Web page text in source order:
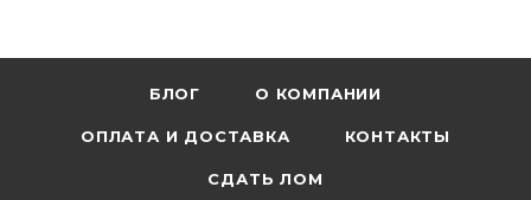
БЛОГ О КОМПАНИИ
ОПЛАТА И ДОСТАВКА КОНТАКТЫ
СДАТЬ ЛОМ